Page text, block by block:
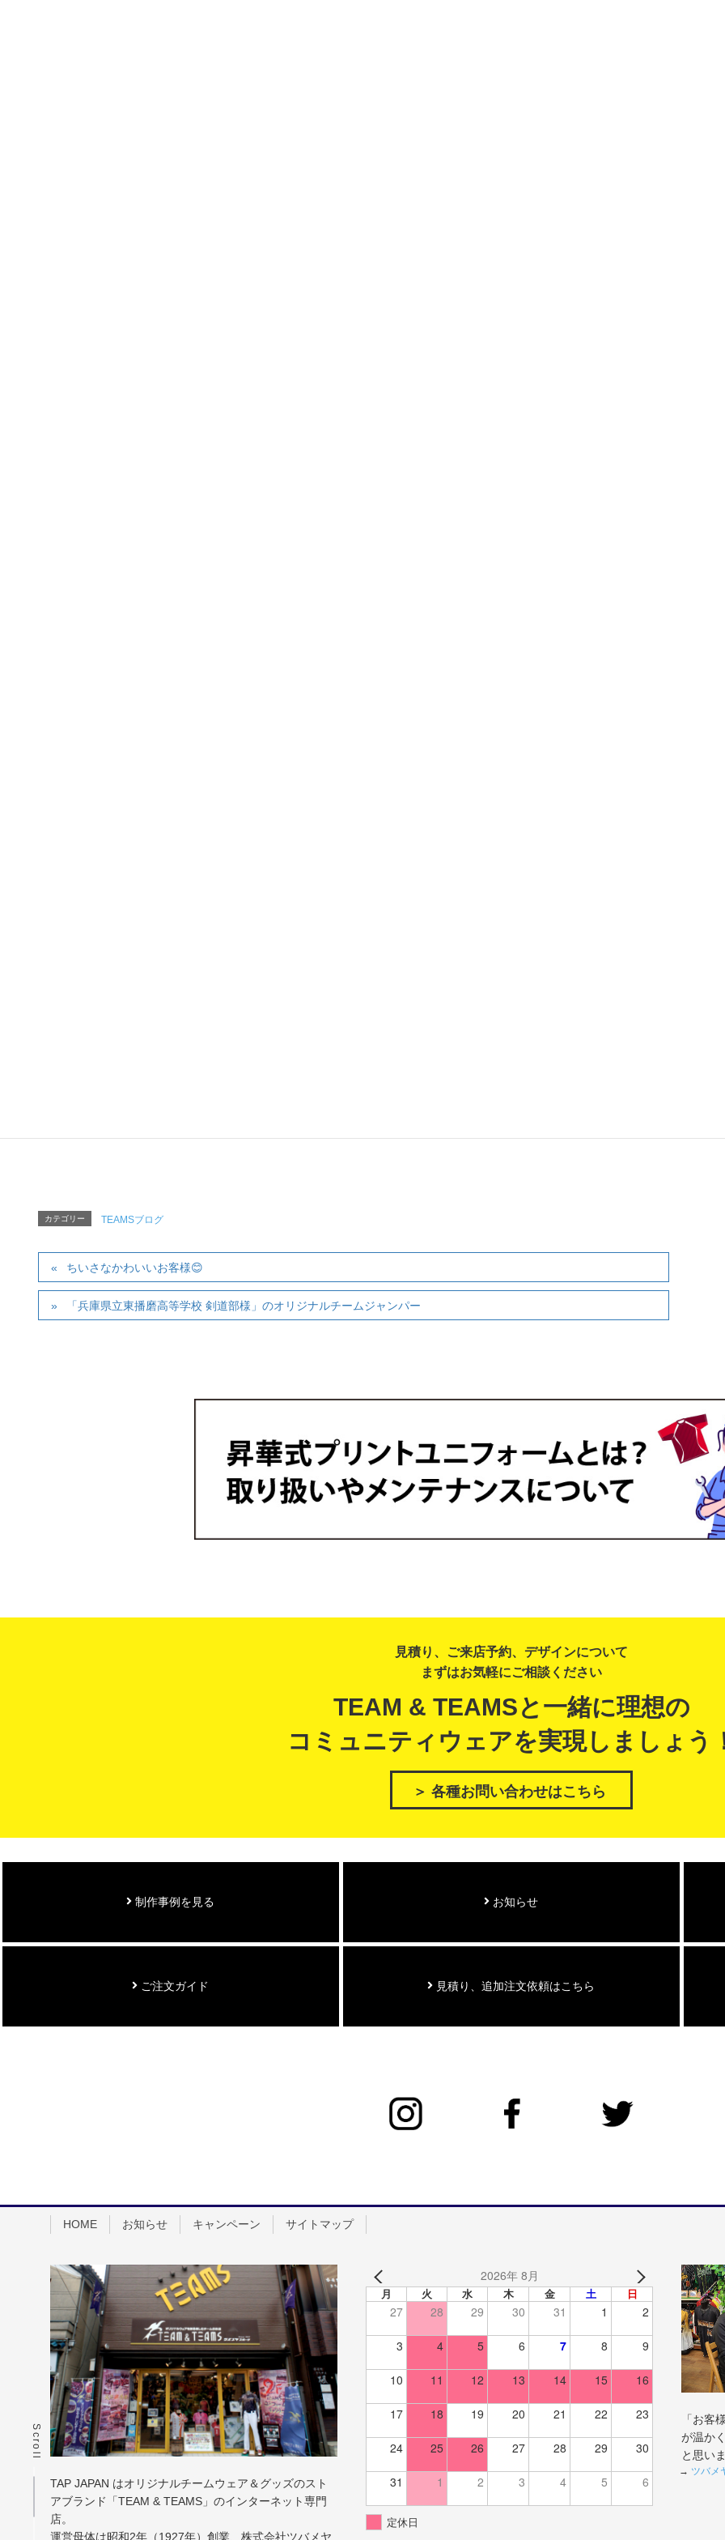
Scroll
カテゴリー TEAMSブログ
ちいさなかわいいお客様😊
「兵庫県立東播磨高等学校 剣道部様」のオリジナルチームジャンパー
見積り、ご来店予約、デザインについて
まずはお気軽にご相談ください
TEAM & TEAMSと一緒に理想の
コミュニティウェアを実現しましょう
＞ 各種お問い合わせはこちら
制作事例を見る お知らせ
ご注文ガイド 見積り、追加注文依頼はこちら
HOME お知らせ キャンペーン サイトマップ
TAP JAPAN はオリジナルチームウェア＆グッズのスト
アブランド「TEAM & TEAMS」のインターネット専門
店。
運営母体は昭和2年（1927年）創業、株式会社ツバメヤ
2026年 8月
月 火 水 木 金 土 日
27 28 29 30 31 1 2
3 4 5 6 7 8 9
10 11 12 13 14 15 16
17 18 19 20 21 22 23
24 25 26 27 28 29 30
31 1 2 3 4 5 6
定休日
「お客
が温か
と思い
→ ツバメ